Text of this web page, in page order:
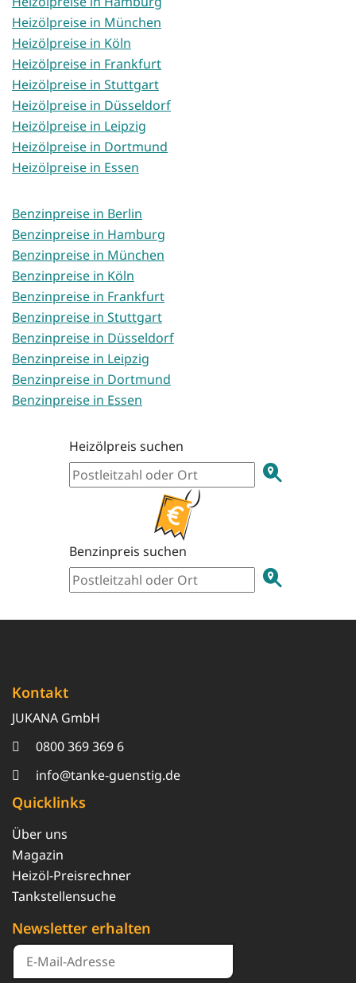
Heizölpreise in München
Heizölpreise in Köln
Heizölpreise in Frankfurt
Heizölpreise in Stuttgart
Heizölpreise in Düsseldorf
Heizölpreise in Leipzig
Heizölpreise in Dortmund
Heizölpreise in Essen
Benzinpreise in Berlin
Benzinpreise in Hamburg
Benzinpreise in München
Benzinpreise in Köln
Benzinpreise in Frankfurt
Benzinpreise in Stuttgart
Benzinpreise in Düsseldorf
Benzinpreise in Leipzig
Benzinpreise in Dortmund
Benzinpreise in Essen
Heizölpreis suchen
Benzinpreis suchen
Kontakt
JUKANA GmbH
0800 369 369 6
info@tanke-guenstig.de
Quicklinks
Über uns
Magazin
Heizöl-Preisrechner
Tankstellensuche
Newsletter erhalten